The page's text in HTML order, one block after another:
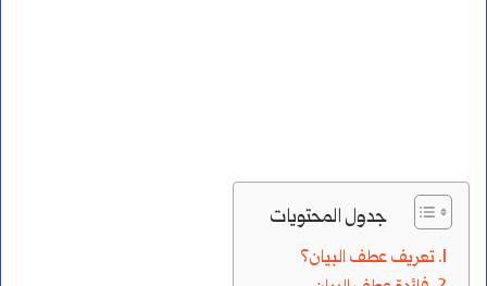
جدول المحتويات
تعريف عطف البيان؟